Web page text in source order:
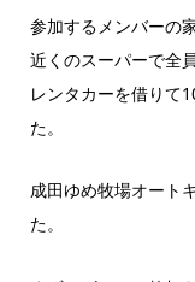
参加するメンバーの
近くのスーパーで全
レンタカーを借りて
た。
成田ゆめ牧場オート
た。